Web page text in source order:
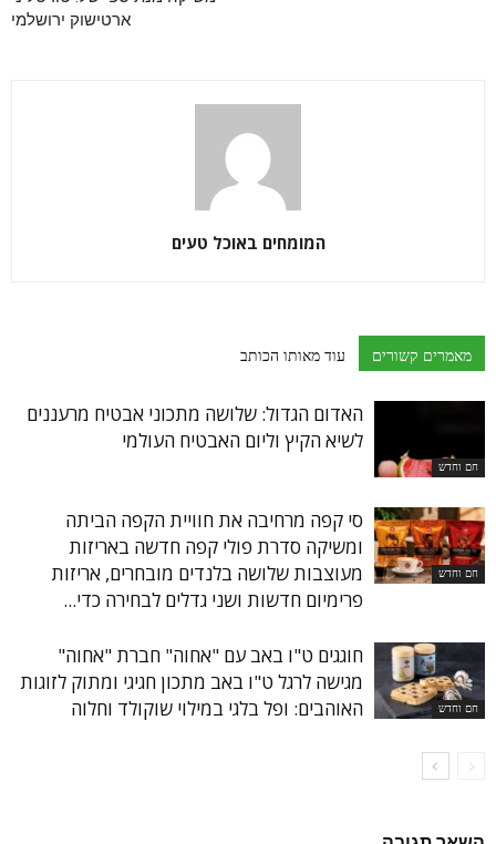
ארטישוק ירושלמי
המומחים באוכל טעים
מאמרים קשורים עוד מאותו הכותב
חם וחדש
האדום הגדול: שלושה מתכוני אבטיח מרעננים
לשיא הקיץ וליום האבטיח העולמי
חם וחדש
סי קפה מרחיבה את חוויית הקפה הביתה
ומשיקה סדרת פולי קפה חדשה באריזות
מעוצבות שלושה בלנדים מובחרים, אריזות
פרימיום חדשות ושני גדלים לבחירה כדי...
חם וחדש
חוגגים ט"ו באב עם "אחוה" חברת "אחוה"
מגישה לרגל ט"ו באב מתכון חגיגי ומתוק לזוגות
האוהבים: ופל בלגי במילוי שוקולד וחלוה